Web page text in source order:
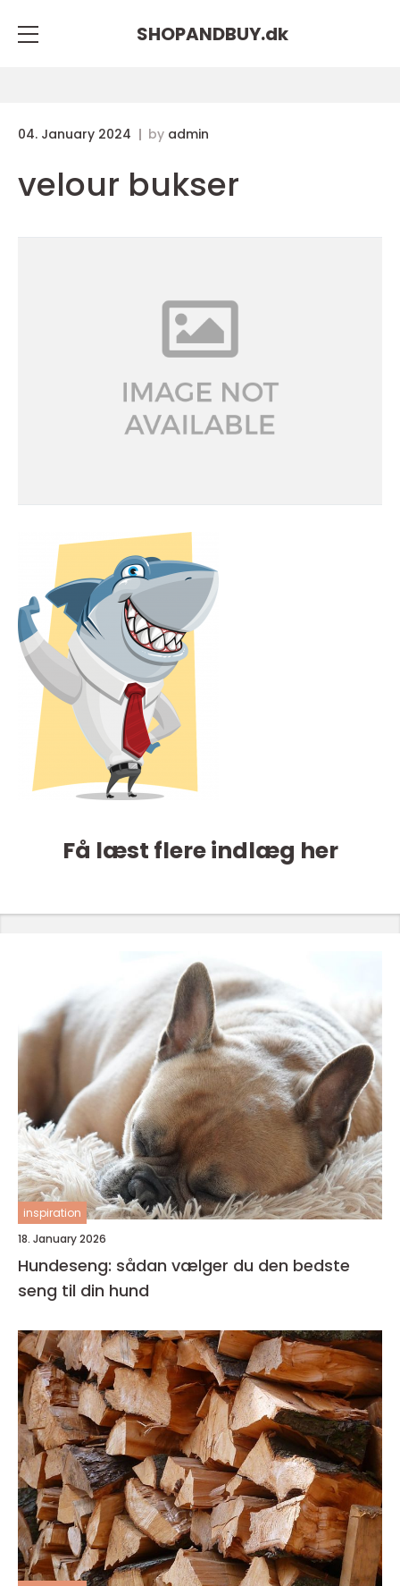
SHOPANDBUY.dk
04. January 2024 by admin
velour bukser
Få læst flere indlæg her
inspiration
18. January 2026
Hundeseng: sådan vælger du den bedste
seng til din hund